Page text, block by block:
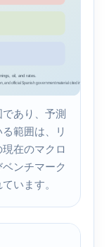
あり、予測
範囲は、リ
在のマクロ
ンチマーク
います。